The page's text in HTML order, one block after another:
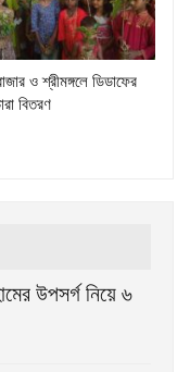
ও শ্রীমঙ্গলে ডিডাফের
বিতরণ
উপসর্গ নিয়ে ৬